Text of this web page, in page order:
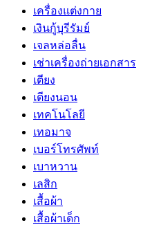
เครื่องแต่งกาย
เงินกู้บุรีรัมย์
เจลหล่อลื่น
เช่าเครื่องถ่ายเอกสาร
เตียง
เตียงนอน
เทคโนโลยี
เทอมาจ
เบอร์โทรศัพท์
เบาหวาน
เลสิก
เสื้อผ้า
เสื้อผ้าเด็ก